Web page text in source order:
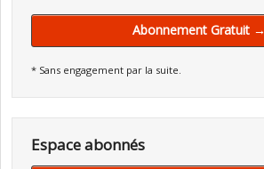
Abonnement Gratuit →
* Sans engagement par la suite.
Espace abonnés